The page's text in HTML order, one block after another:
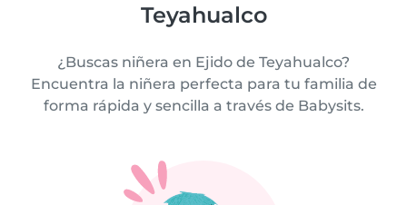
Teyahualco
¿Buscas niñera en Ejido de Teyahualco?
Encuentra la niñera perfecta para tu familia de
forma rápida y sencilla a través de Babysits.